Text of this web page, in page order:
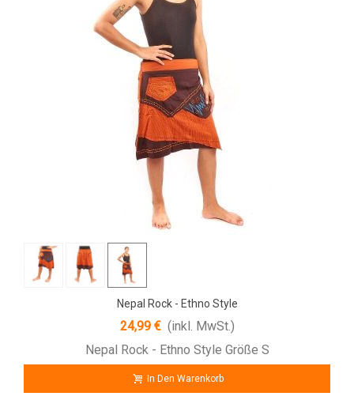
Nepal Rock - Ethno Style
24,99 € (inkl. MwSt.)
Nepal Rock - Ethno Style Größe S
In Den Warenkorb